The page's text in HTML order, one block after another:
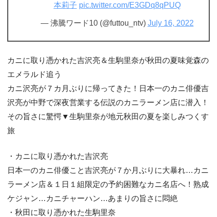
本莉子 pic.twitter.com/E3GDq8qPUQ
— 沸騰ワード10 (@futtou_ntv) July 16, 2022
カニに取り憑かれた吉沢亮＆生駒里奈が秋田の夏味覚森の
エメラルド追う
カニ沢亮が７カ月ぶりに帰ってきた！日本一のカニ俳優吉
沢亮が中野で深夜営業する伝説のカニラーメン店に潜入！
その旨さに驚愕▼生駒里奈が地元秋田の夏を楽しみつくす
旅
・カニに取り憑かれた吉沢亮
日本一のカニ俳優こと吉沢亮が７か月ぶりに大暴れ…カニ
ラーメン店＆１日１組限定の予約困難なカニ名店へ！熟成
ケジャン…カニチャーハン…あまりの旨さに悶絶
・秋田に取り憑かれた生駒里奈